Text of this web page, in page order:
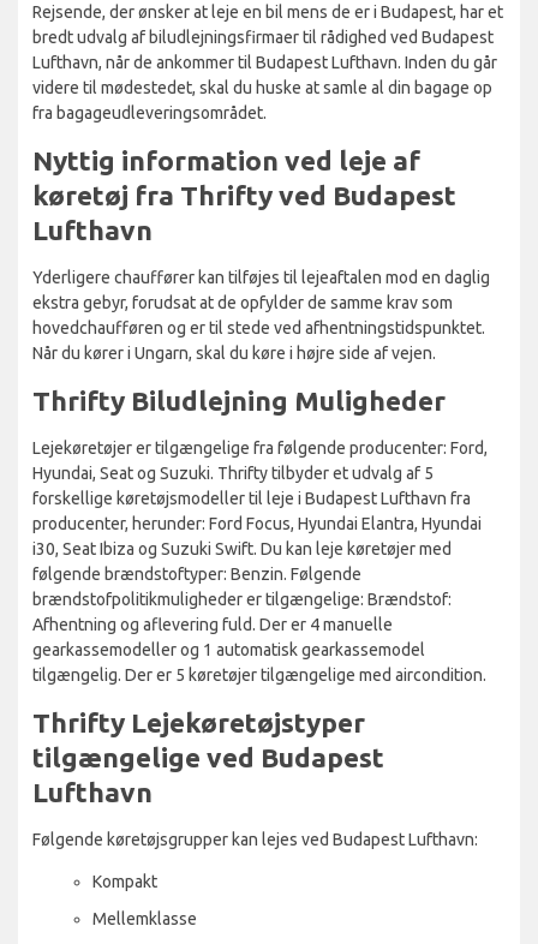
Rejsende, der ønsker at leje en bil mens de er i Budapest, har et
bredt udvalg af biludlejningsfirmaer til rådighed ved Budapest
Lufthavn, når de ankommer til Budapest Lufthavn. Inden du går
videre til mødestedet, skal du huske at samle al din bagage op
fra bagageudleveringsområdet.
Nyttig information ved leje af
køretøj fra Thrifty ved Budapest
Lufthavn
Yderligere chauffører kan tilføjes til lejeaftalen mod en daglig
ekstra gebyr, forudsat at de opfylder de samme krav som
hovedchaufføren og er til stede ved afhentningstidspunktet.
Når du kører i Ungarn, skal du køre i højre side af vejen.
Thrifty Biludlejning Muligheder
Lejekøretøjer er tilgængelige fra følgende producenter: Ford,
Hyundai, Seat og Suzuki. Thrifty tilbyder et udvalg af 5
forskellige køretøjsmodeller til leje i Budapest Lufthavn fra
producenter, herunder: Ford Focus, Hyundai Elantra, Hyundai
i30, Seat Ibiza og Suzuki Swift. Du kan leje køretøjer med
følgende brændstoftyper: Benzin. Følgende
brændstofpolitikmuligheder er tilgængelige: Brændstof:
Afhentning og aflevering fuld. Der er 4 manuelle
gearkassemodeller og 1 automatisk gearkassemodel
tilgængelig. Der er 5 køretøjer tilgængelige med aircondition.
Thrifty Lejekøretøjstyper
tilgængelige ved Budapest
Lufthavn
Følgende køretøjsgrupper kan lejes ved Budapest Lufthavn:
Kompakt
Mellemklasse